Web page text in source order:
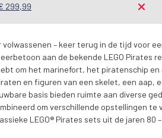
299,99
volwassenen – keer terug in de tijd voor
aan de bekende LEGO Pirates
om het marinefort, het piratenschip
en figuren van een skelet, een aap,
basis bieden ruimte aan diverse
om verschillende opstellingen te
LEGO® Pirates sets uit de jaren 80